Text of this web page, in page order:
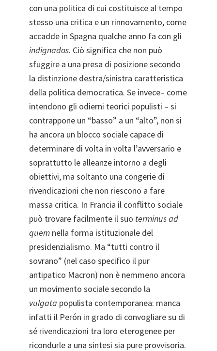
con una politica di cui costituisce al tempo
stesso una critica e un rinnovamento, come
accadde in Spagna qualche anno fa con gli
indignados. Ciò significa che non può
sfuggire a una presa di posizione secondo
la distinzione destra/sinistra caratteristica
della politica democratica. Se invece– come
intendono gli odierni teorici populisti – si
contrappone un “basso” a un “alto”, non si
ha ancora un blocco sociale capace di
determinare di volta in volta l’avversario e
soprattutto le alleanze intorno a degli
obiettivi, ma soltanto una congerie di
rivendicazioni che non riescono a fare
massa critica. In Francia il conflitto sociale
può trovare facilmente il suo terminus ad
quem nella forma istituzionale del
presidenzialismo. Ma “tutti contro il
sovrano” (nel caso specifico il pur
antipatico Macron) non è nemmeno ancora
un movimento sociale secondo la
vulgata populista contemporanea: manca
infatti il Perón in grado di convogliare su di
sé rivendicazioni tra loro eterogenee per
ricondurle a una sintesi sia pure provvisoria.